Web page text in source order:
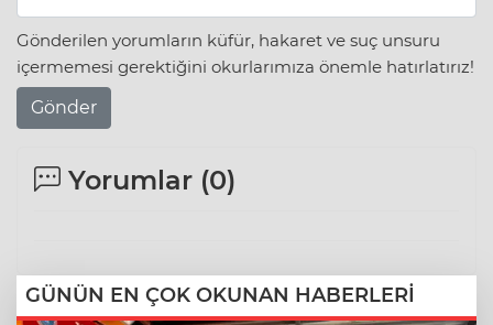
Gönderilen yorumların küfür, hakaret ve suç unsuru
içermemesi gerektiğini okurlarımıza önemle hatırlatırız!
Gönder
Yorumlar (0)
GÜNÜN EN ÇOK OKUNAN HABERLERİ